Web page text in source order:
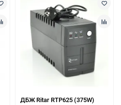
ДБЖ Ritar RTP625 (375W)